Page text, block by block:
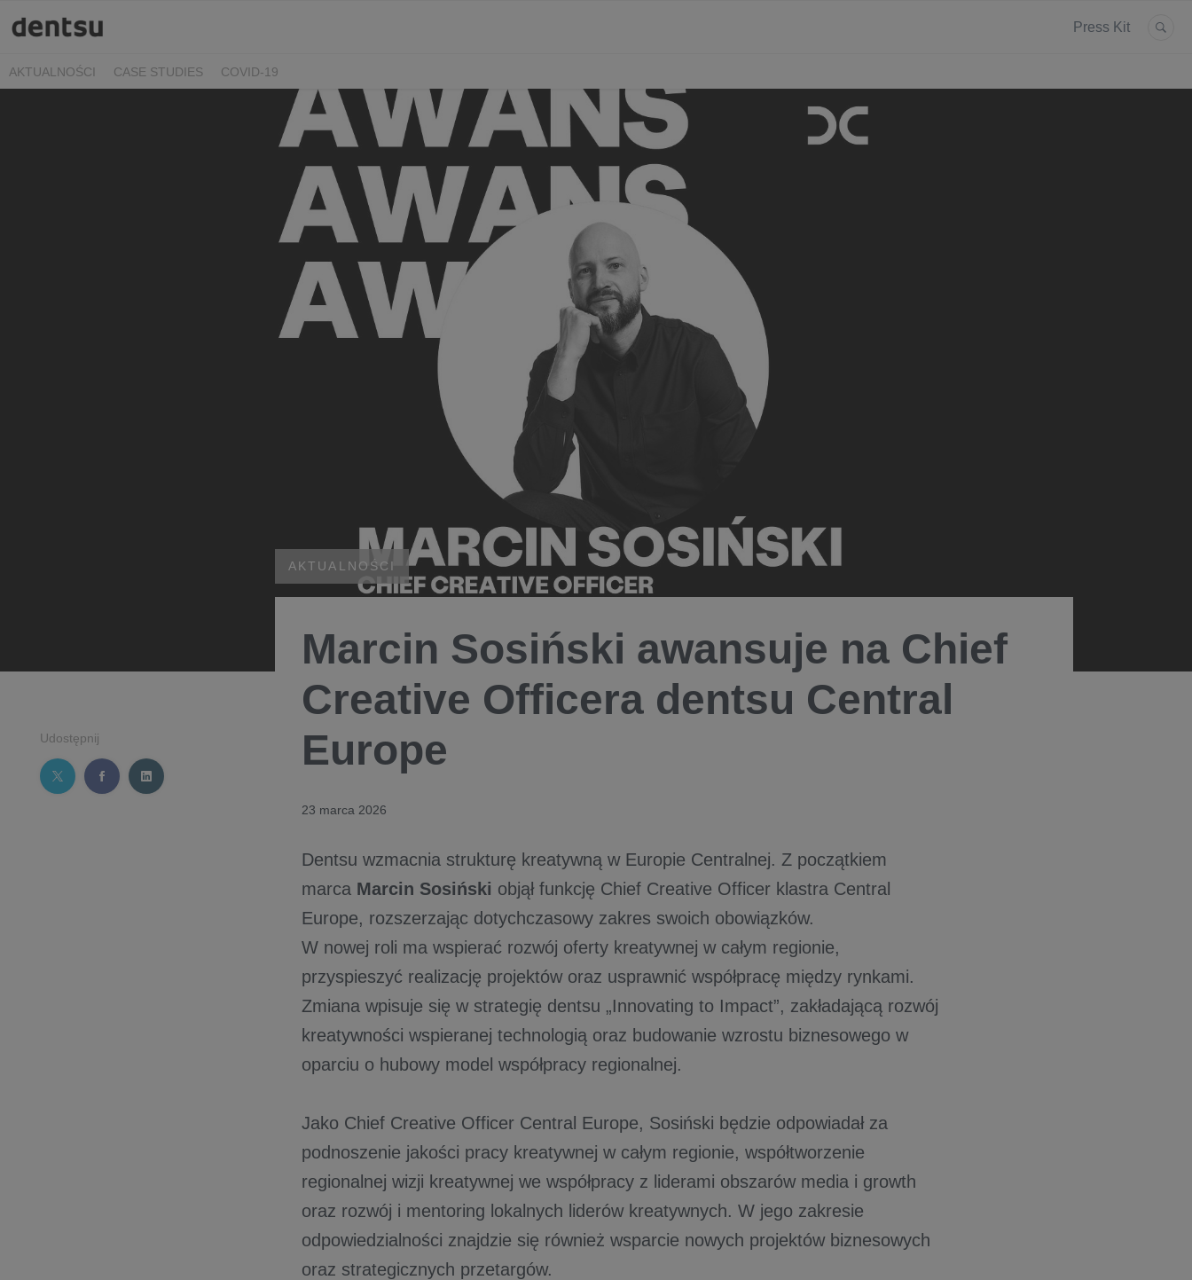
Press Kit
AKTUALNOŚCI CASE STUDIES COVID-19
Udostępnij
AKTUALNOŚCI
Marcin Sosiński awansuje na Chief
Creative Officera dentsu Central
Europe
23 marca 2026
Dentsu wzmacnia strukturę kreatywną w Europie Centralnej. Z początkiem
marca Marcin Sosiński objął funkcję Chief Creative Officer klastra Central
Europe, rozszerzając dotychczasowy zakres swoich obowiązków.
W nowej roli ma wspierać rozwój oferty kreatywnej w całym regionie,
przyspieszyć realizację projektów oraz usprawnić współpracę między rynkami.
Zmiana wpisuje się w strategię dentsu „Innovating to Impact”, zakładającą rozwój
kreatywności wspieranej technologią oraz budowanie wzrostu biznesowego w
oparciu o hubowy model współpracy regionalnej.
Jako Chief Creative Officer Central Europe, Sosiński będzie odpowiadał za
podnoszenie jakości pracy kreatywnej w całym regionie, współtworzenie
regionalnej wizji kreatywnej we współpracy z liderami obszarów media i growth
oraz rozwój i mentoring lokalnych liderów kreatywnych. W jego zakresie
odpowiedzialności znajdzie się również wsparcie nowych projektów biznesowych
oraz strategicznych przetargów.